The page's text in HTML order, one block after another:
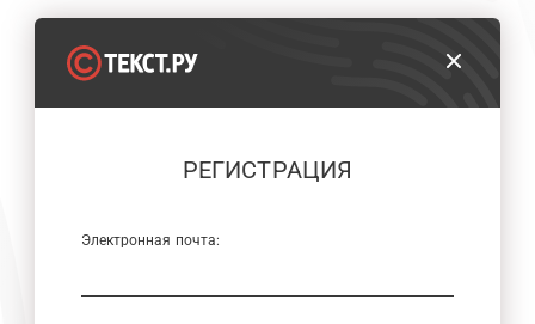
РЕГИСТРАЦИЯ
Электронная почта: